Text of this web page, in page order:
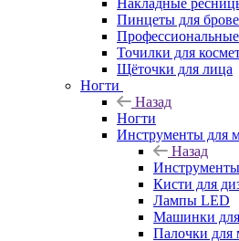
Накладные
Пинцеты для
Точилки для
Щёточки для лица
Ногти
Назад
Ногти
Инструменты для
Назад
Кисти для
Лампы LED
Машинки
Палочки для